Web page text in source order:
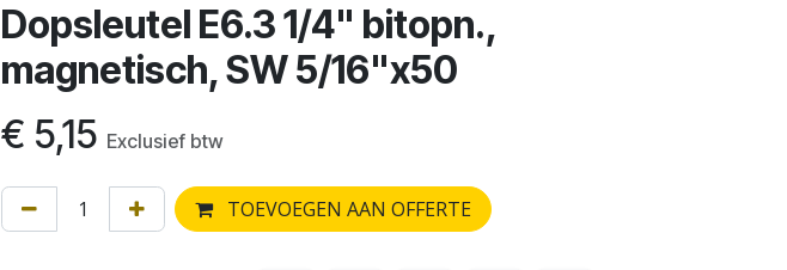
Dopsleutel E6.3 1/4" bitopn.,
magnetisch, SW 5/16"x50
€ 5,15 Exclusief btw
TOEVOEGEN AAN OFFERTE